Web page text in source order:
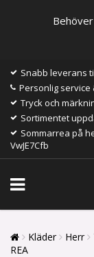
Snabb leverans
Personlig
Tryck och
Sortimentet
Sommarrea på
VwJE7Cfb
Kläder Herr
REA